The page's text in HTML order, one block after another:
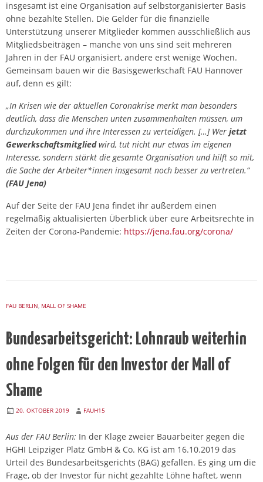
insgesamt ist eine Organisation auf selbstorganisierter Basis
ohne bezahlte Stellen. Die Gelder für die finanzielle
Unterstützung unserer Mitglieder kommen ausschließlich aus
Mitgliedsbeiträgen – manche von uns sind seit mehreren
Jahren in der FAU organisiert, andere erst wenige Wochen.
Gemeinsam bauen wir die Basisgewerkschaft FAU Hannover
auf, denn es gilt:
„In Krisen wie der aktuellen Coronakrise merkt man besonders
deutlich, dass die Menschen unten zusammenhalten müssen, um
durchzukommen und ihre Interessen zu verteidigen. […] Wer jetzt
Gewerkschaftsmitgliedwird, tut nicht nur etwas im eigenen
Interesse, sondern stärkt die gesamte Organisation und hilft so mit,
die Sache der Arbeiter*innen insgesamt noch besser zu vertreten.“
(FAU Jena)
Auf der Seite der FAU Jena findet ihr außerdem einen
regelmäßig aktualisierten Überblick über eure Arbeitsrechte in
Zeiten der Corona-Pandemie: https://jena.fau.org/corona/
FAU BERLIN, MALL OF SHAME
Bundesarbeitsgericht: Lohnraub weiterhin
ohne Folgen für den Investor der Mall of
Shame
20. OKTOBER 2019 FAUH15
Aus der FAU Berlin: In der Klage zweier Bauarbeiter gegen die
HGHI Leipziger Platz GmbH & Co. KG ist am 16.10.2019 das
Urteil des Bundesarbeitsgerichts (BAG) gefallen. Es ging um die
Frage, ob der Investor für nicht gezahlte Löhne haftet, wenn